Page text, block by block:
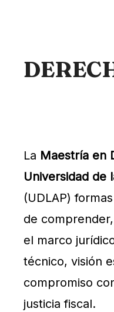
La Maestría en
Universidad de
(UDLAP)
de
el marco
técnico, visión
compromiso
justicia fiscal.